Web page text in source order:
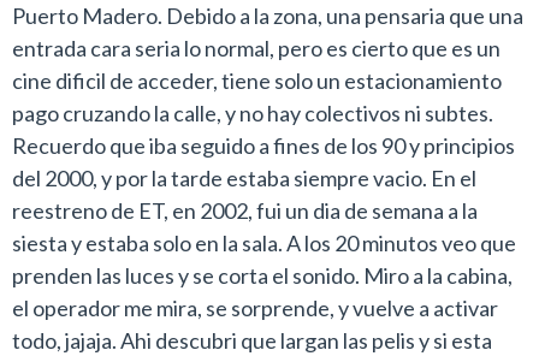
Puerto Madero. Debido a la zona, una pensaria que una
entrada cara seria lo normal, pero es cierto que es un
cine dificil de acceder, tiene solo un estacionamiento
pago cruzando la calle, y no hay colectivos ni subtes.
Recuerdo que iba seguido a fines de los 90 y principios
del 2000, y por la tarde estaba siempre vacio. En el
reestreno de ET, en 2002, fui un dia de semana a la
siesta y estaba solo en la sala. A los 20 minutos veo que
prenden las luces y se corta el sonido. Miro a la cabina,
el operador me mira, se sorprende, y vuelve a activar
todo, jajaja. Ahi descubri que largan las pelis y si esta